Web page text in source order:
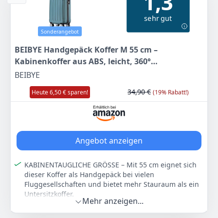
Schwarz 1,21 kg
129
Anzeigen
LEICHTGÄNGIGE ROLLEN: Hochwertige Rollen und
stabiler Teleskopgriff sorgen für müheloses, ruhiges
Rollen auch bei voller Beladung
Kompressionsriemen passt sich dem Inhalt an – große
Kapazität bei gleichzeitig guter Handhabung
Sunday Grey
10269 €
200,00 €-49%
Anzeigen
Sonderangebot
sehr gut
BEIBYE Handgepäck Koffer M 55 cm –
Kabinenkoffer aus ABS, leicht, 360°
Doppelrollen, Reisekoffer für Kurzreisen,
Dunkelgruen
BEIBYE
Heute 6,50 € sparen! 34,90 € (19% Rabatt!)
Angebot anzeigen
KABINENTAUGLICHE GRÖSSE – Mit 55 cm eignet sich
dieser Koffer als Handgepäck bei vielen
Fluggesellschaften und bietet mehr Stauraum als ein
Untersitzkoffer.
MEHR STAURAUM FÜR KURZREISEN – Ideal für Reisen
von 3–5 Tagen. Die praktische Innenaufteilung bietet
Mehr anzeigen...